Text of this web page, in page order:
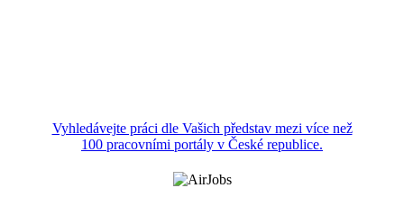
Vyhledávejte práci dle Vašich představ mezi více než
100 pracovními portály v České republice.